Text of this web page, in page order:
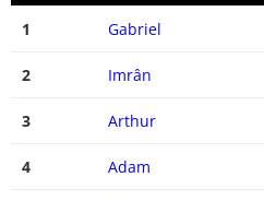
1 Gabriel
2 Imrân
3 Arthur
4 Adam